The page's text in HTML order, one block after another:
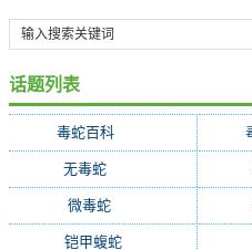
话题列表
毒蛇百科(460)
无毒蛇
微毒蛇(29)
铠甲蝮蛇(1)